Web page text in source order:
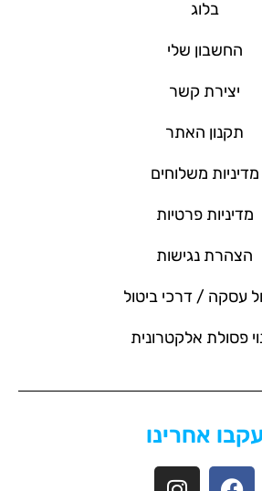
בלוג
החשבון שלי
יצירת קשר
תקנון האתר
מדיניות משלוחים
מדיניות פרטיות
הצהרת נגישות
עסקה / דרכי ביטול
פסולת אלקטרונית
עקבו אחרינו